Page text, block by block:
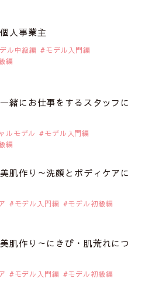
た。
た。
た。
人事業主
ル中級編
モデル入門編
編
緒にお仕事をするスタッフに
ルモデル
モデル入門編
編
肌作り～洗顔とボディケアに
モデル入門編
モデル初級編
肌作り～にきび・肌荒れにつ
モデル入門編
モデル初級編